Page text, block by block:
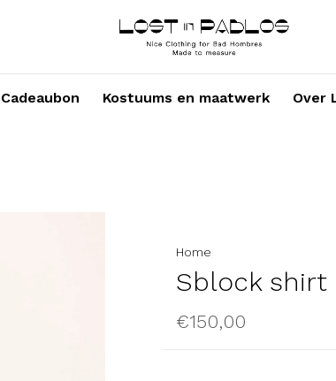
Cadeaubon Kostuums en maatwerk Over
Home
Sblock shirt
€150,00